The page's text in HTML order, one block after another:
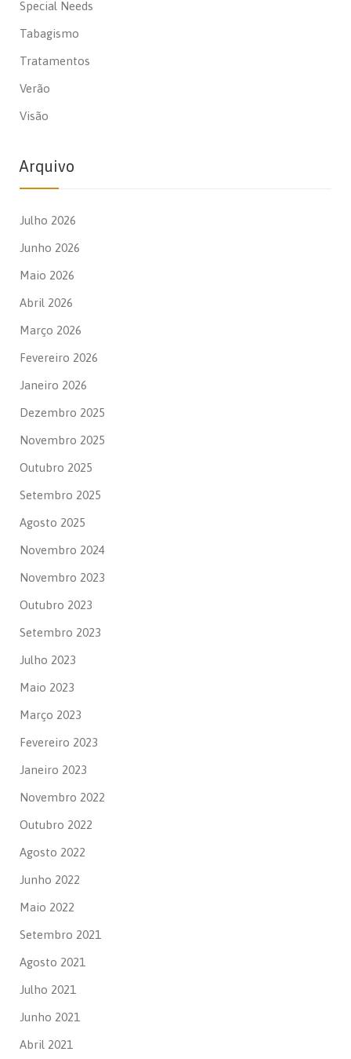
Special Needs
Tabagismo
Tratamentos
Verão
Visão
Arquivo
Julho 2026
Junho 2026
Maio 2026
Abril 2026
Março 2026
Fevereiro 2026
Janeiro 2026
Dezembro 2025
Novembro 2025
Outubro 2025
Setembro 2025
Agosto 2025
Novembro 2024
Novembro 2023
Outubro 2023
Setembro 2023
Julho 2023
Maio 2023
Março 2023
Fevereiro 2023
Janeiro 2023
Novembro 2022
Outubro 2022
Agosto 2022
Junho 2022
Maio 2022
Setembro 2021
Agosto 2021
Julho 2021
Junho 2021
Abril 2021